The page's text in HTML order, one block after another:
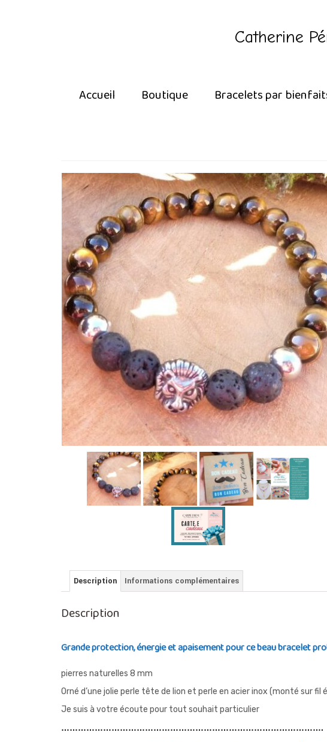
Catherine
Accueil Boutique Bracelets par
Description Informations complémentaires
Description
Grande protection, énergie et apaisement pour ce beau bracelet
pierres naturelles 8 mm
Orné d’une jolie perle tête de lion et perle en acier inox (monté sur
Je suis à votre écoute pour tout souhait particulier
………………………………………………………………………………….